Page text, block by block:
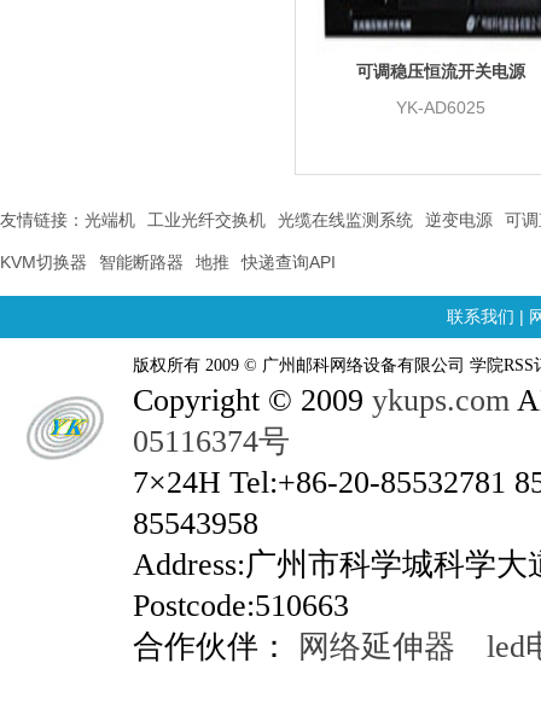
可调稳压恒流开关电源
YK-AD6025
友情链接： 光端机 工业光纤交换机 光缆在线监测系统 逆变电源 可
KVM切换器 智能断路器 地推 快递查询API
联系我们 |
版权所有 2009 © 广州邮科网络设备有限公司 学院RSS
Copyright © 2009 ykups.com
05116374号
7×24H Tel:+86-20-85532781
85543958
Address:广州市科学城科学
Postcode:510663
合作伙伴：
网络延伸器 led